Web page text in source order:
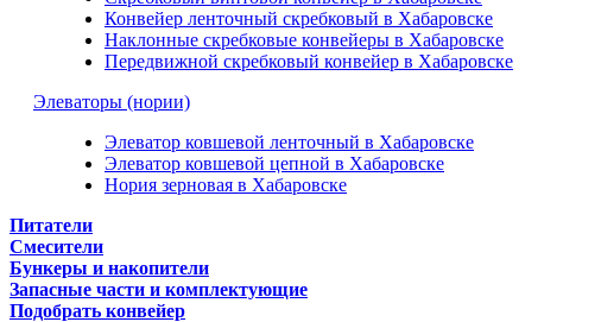
Конвейер ленточный скребковый в Хабаровске
Наклонные скребковые конвейеры в Хабаровске
Передвижной скребковый конвейер в Хабаровске
Элеваторы (нории)
Элеватор ковшевой ленточный в Хабаровске
Элеватор ковшевой цепной в Хабаровске
Нория зерновая в Хабаровске
Питатели
Смесители
Бункеры и накопители
Запасные части и комплектующие
Подобрать конвейер